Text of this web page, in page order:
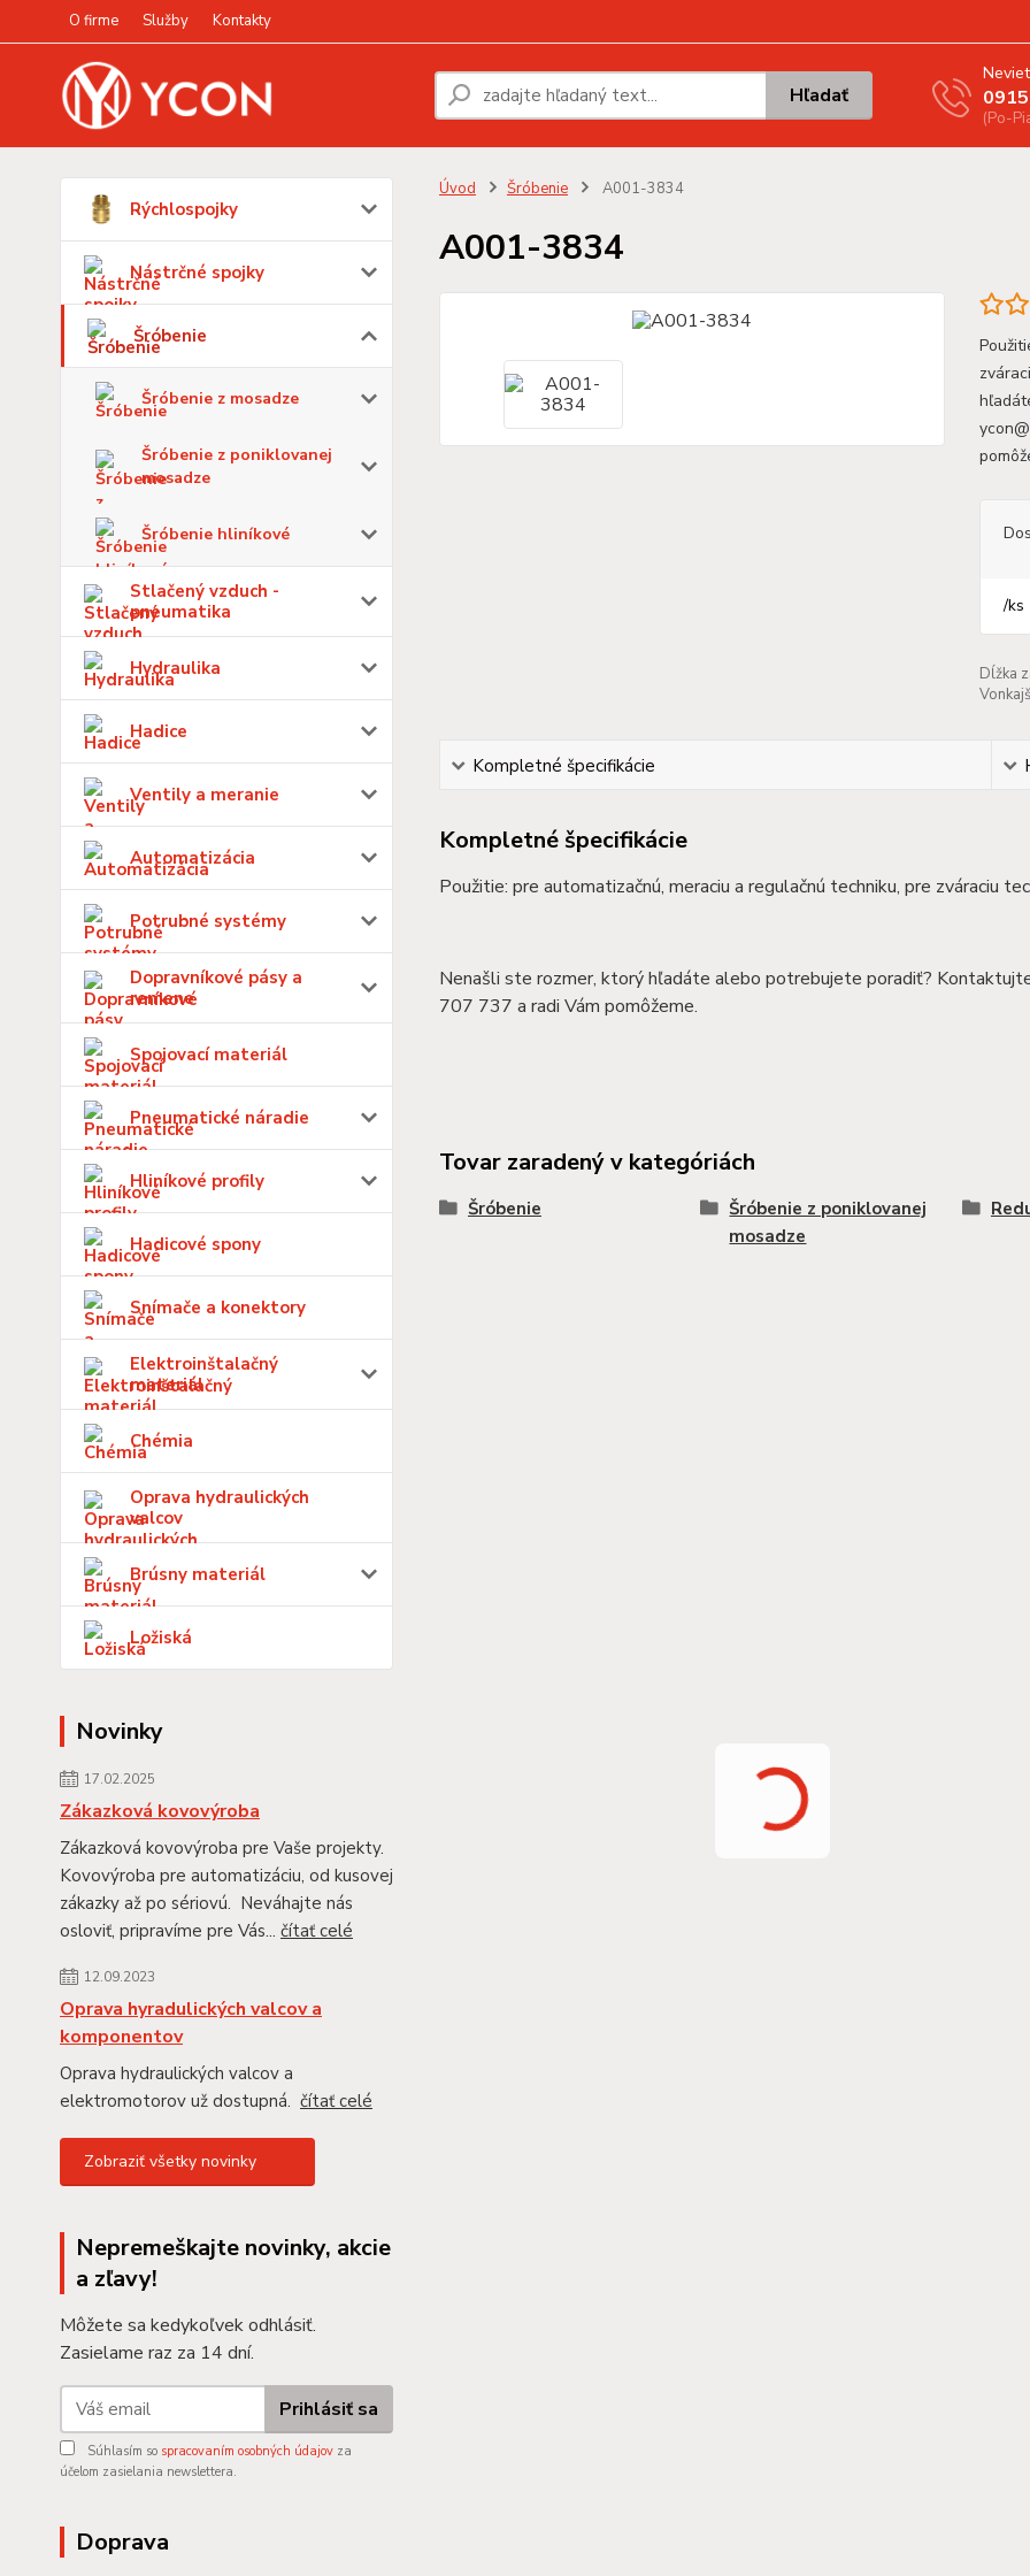
O firme Služby Kontakty
Hľadať
(Po-
Rýchlospojky
Nástrčné spojky
Šróbenie
Šróbenie z mosadze
Šróbenie z poniklovanej
mosadze
Šróbenie hliníkové
Stlačený vzduch -
pneumatika
Hydraulika
Hadice
Ventily a meranie
Automatizácia
Potrubné systémy
Dopravníkové pásy a
remene
Spojovací materiál
Pneumatické náradie
Hliníkové profily
Hadicové spony
Snímače a konektory
Elektroinštalačný
materiál
Chémia
Oprava hydraulických
valcov
Brúsny materiál
Ložiská
Novinky
17.02.2025
Zákazková kovovýroba
Zákazková kovovýroba pre Vaše projekty.
Kovovýroba pre automatizáciu, od kusovej
zákazky až po sériovú. Neváhajte nás
osloviť, pripravíme pre Vás... čítať celé
12.09.2023
Oprava hyradulických valcov a
komponentov
Oprava hydraulických valcov a
elektromotorov už dostupná. čítať celé
Zobraziť všetky novinky
Nepremeškajte novinky, akcie
a zľavy!
Môžete sa kedykoľvek odhlásiť.
Zasielame raz za 14 dní.
Prihlásiť sa
Súhlasím so spracovaním osobných údajov za
účelom zasielania newslettera.
Doprava
Úvod Šróbenie A001-3834
A001-3834
/ks
Dĺžka
Kompletné špecifikácie
Kompletné špecifikácie
Použitie: pre automatizačnú, meraciu a regulačnú techniku, pre zváraciu
Nenašli ste rozmer, ktorý hľadáte alebo potrebujete poradiť?
707 737 a radi Vám pomôžeme.
Tovar zaradený v kategóriách
Šróbenie
Šróbenie z poniklovanej
mosadze